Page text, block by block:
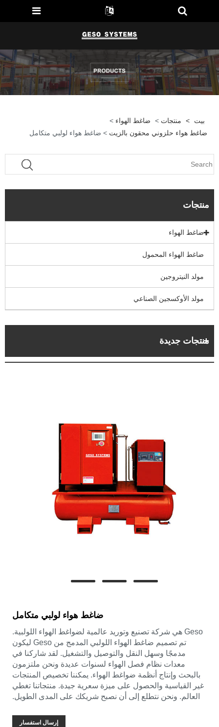
بيت > منتجات > ضاغط الهواء >
ضاغط هواء حلزوني محقون بالزيت > ضاغط هواء لولبي متكامل
منتجات
ضاغط الهواء
ضاغط الهواء المحمول
مولد النيتروجين
مولد الأوكسجين الصناعي
منتجات جديدة
ضاغط هواء لولبي متكامل
Geso هي شركة تصنيع وتوريد عالمية لضواغط الهواء اللولبية.
تم تصميم ضاغط الهواء اللولبي المدمج من Geso ليكون
مدمجًا وسهل النقل والتوصيل والتشغيل. لقد شاركنا في
معدات نظام فصل الهواء لسنوات عديدة ونحن ملتزمون
بالبحث وإنتاج أنظمة ضواغط الهواء. يمكننا تخصيص المنتجات
غير القياسية والحصول على ميزة سعرية جيدة. منتجاتنا تغطي
العالم. ونحن نتطلع إلى أن نصبح شريكك على المدى الطويل.
إرسال استفسار